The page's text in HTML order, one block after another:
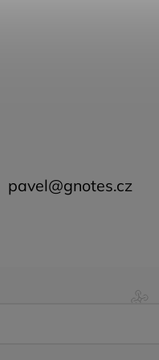
pavel@gnotes.cz